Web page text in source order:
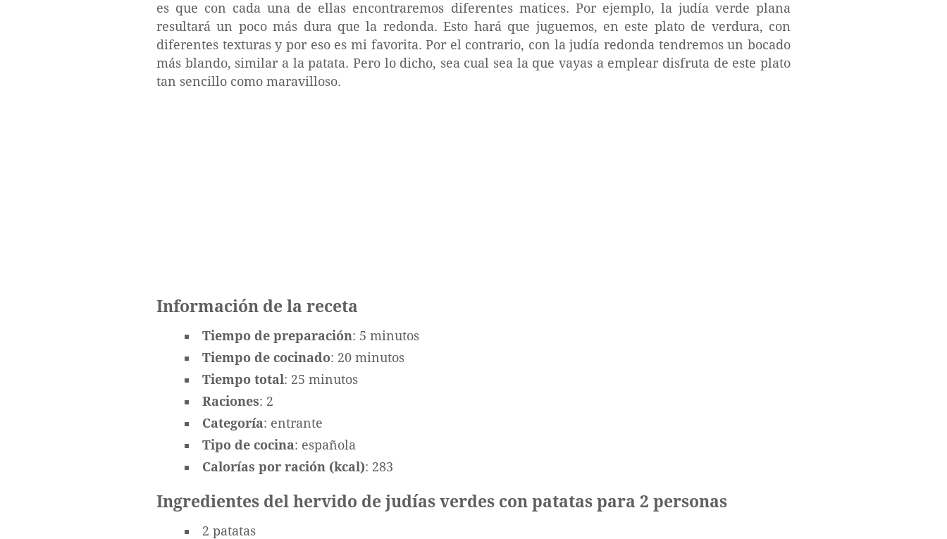
es que con cada una de ellas encontraremos diferentes matices. Por ejemplo, la judía verde plana
resultará un poco más dura que la redonda. Esto hará que juguemos, en este plato de verdura, con
diferentes texturas y por eso es mi favorita. Por el contrario, con la judía redonda tendremos un bocado
más blando, similar a la patata. Pero lo dicho, sea cual sea la que vayas a emplear disfruta de este plato
tan sencillo como maravilloso.
Información de la receta
Tiempo de preparación: 5 minutos
Tiempo de cocinado: 20 minutos
Tiempo total: 25 minutos
Raciones: 2
Categoría: entrante
Tipo de cocina: española
Calorías por ración (kcal): 283
Ingredientes del hervido de judías verdes con patatas para 2 personas
2 patatas